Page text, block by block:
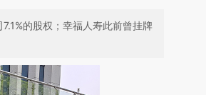
的股权；幸福人寿此前曾挂牌